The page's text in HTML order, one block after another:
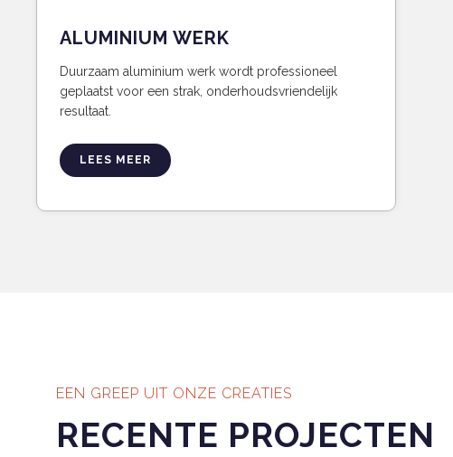
ALUMINIUM WERK
Duurzaam aluminium werk wordt professioneel
geplaatst voor een strak, onderhoudsvriendelijk
resultaat.
LEES MEER
EEN GREEP UIT ONZE CREATIES
RECENTE PROJECTEN